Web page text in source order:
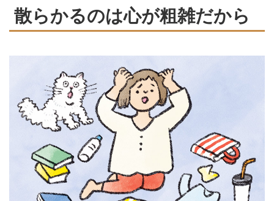
方」にどう向き合うべきかを、光
明寺の僧侶・松本紹圭さんに教え
散らかるのは心が粗雑だから